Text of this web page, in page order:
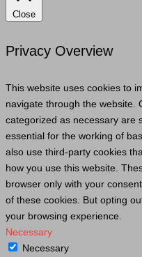
Close
Privacy Overview
This website uses cookies to
navigate through the website.
categorized as necessary are
essential for the working of
also use third-party cookies
how you use this website.
browser only with your
of these cookies. But opting
your browsing experience.
Necessary
Necessary